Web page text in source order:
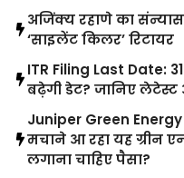
अजिंक्य रहाणे का
‘साइलेंट किलर’ रिटायर
ITR Filing Last Date:
बढ़ेगी डेट? जानिए लेटेस्ट
Juniper Green
मचाने आ रहा यह ग्रीन
लगाना चाहिए पैसा?